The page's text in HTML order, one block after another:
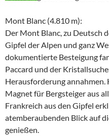
Mont Blanc (4.810 m):
Der Mont Blanc, zu Deutsch
Gipfel der Alpen und ganz
dokumentierte Besteigung
Paccard und der
Herausforderung
Magnet für Bergsteiger aus
Frankreich aus den Gipfel
atemberaubenden Blick auf
genießen.